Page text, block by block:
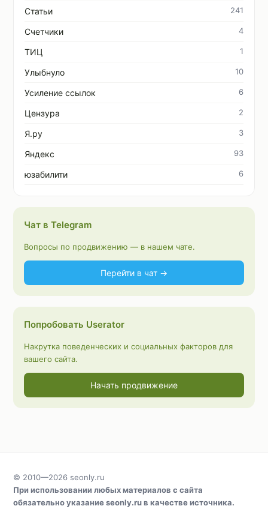
Статьи 241
Счетчики 4
ТИЦ 1
Улыбнуло 10
Усиление ссылок 6
Цензура 2
Я.ру 3
Яндекс 93
юзабилити 6
Чат в Telegram
Вопросы по продвижению — в нашем чате.
Перейти в чат →
Попробовать Userator
Накрутка поведенческих и социальных факторов для
вашего сайта.
Начать продвижение
© 2010—2026 seonly.ru
При использовании любых материалов с сайта
обязательно указаниеseonly.ruв качестве источника.